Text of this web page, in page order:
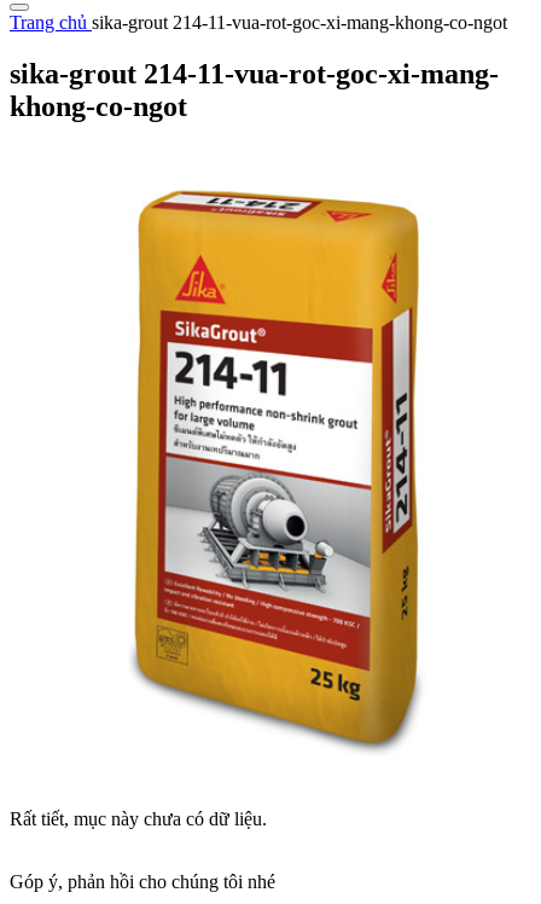
Trang chủ sika-grout 214-11-vua-rot-goc-xi-mang-khong-co-ngot
sika-grout 214-11-vua-rot-goc-xi-mang-
khong-co-ngot
Rất tiết, mục này chưa có dữ liệu.
Góp ý, phản hồi cho chúng tôi nhé